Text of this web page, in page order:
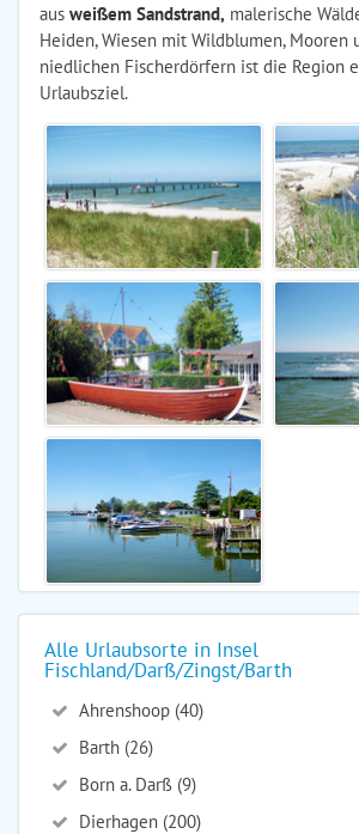
aus weißem Sandstrand, malerische
Heiden, Wiesen mit Wildblumen, Mooren
niedlichen Fischerdörfern ist die Region
Urlaubsziel.
Alle Urlaubsorte in Insel
Fischland/Darß/Zingst/Barth
Ahrenshoop (40)
Barth (26)
Born a. Darß (9)
Dierhagen (200)